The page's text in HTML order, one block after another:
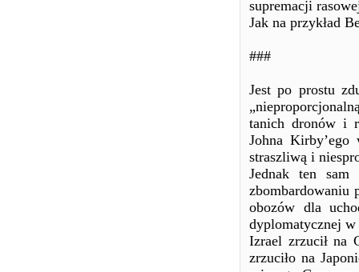
supremacji
Jak na przykład
###
Jest po prostu
tanich dronów i
Johna Kirby’ego
straszliwą i
Jednak ten
zbombardowaniu
obozów dla
dyplomatycznej w
Izrael zrzucił na
zrzuciło na